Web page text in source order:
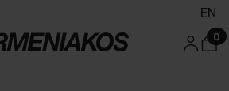
EN
0